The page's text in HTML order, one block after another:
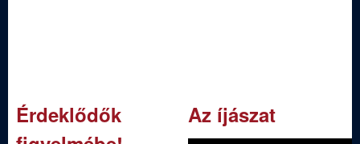
Érdeklődők
Az íjászat